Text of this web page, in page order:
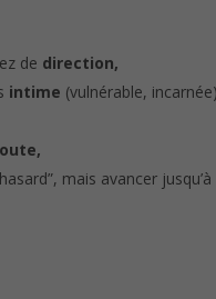
de direction,
intime (vulnérable,
mais avancer jusqu’à